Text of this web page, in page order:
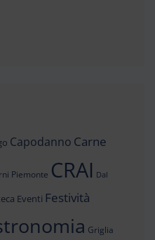
Capodanno Carne
Piemonte CRAI Dal
Eventi Festività
Griglia